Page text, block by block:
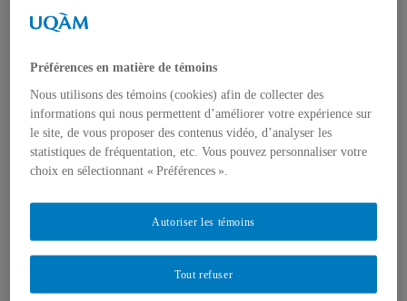
Bourses et prix
Distinctions
Activités
Événements à venir
Archives et bilans
Colloque international CRISES
Perspectives et dialogue
Préférences en matière de témoins
Nous utilisons des témoins (cookies) afin de collecter des
informations qui nous permettent d’améliorer votre expérience sur
le site, de vous proposer des contenus vidéo, d’analyser les
statistiques de fréquentation, etc. Vous pouvez personnaliser votre
choix en sélectionnant « Préférences ».
Tout refuser
Autoriser les témoins